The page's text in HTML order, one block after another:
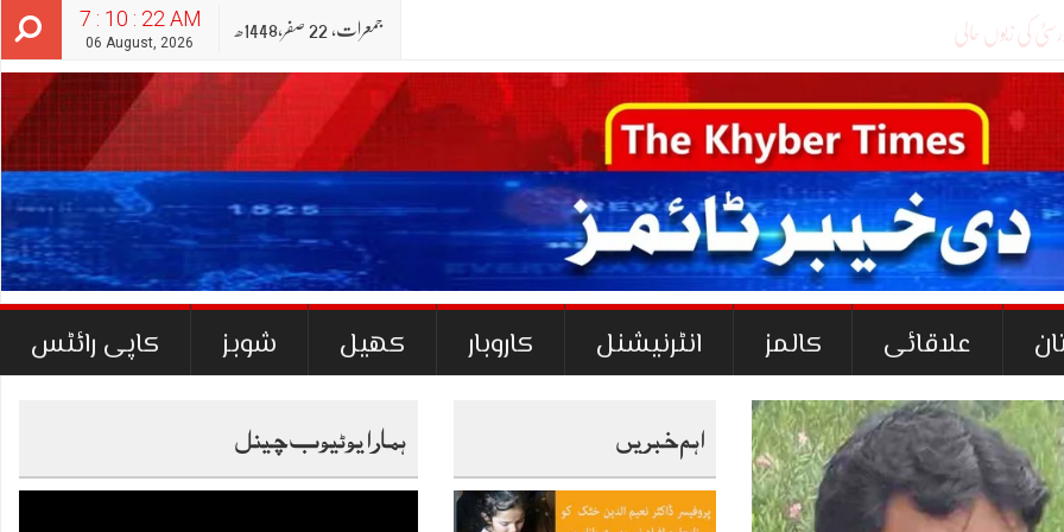
7 : 10 : 23 AM
06 August, 2026
جمعرات‬‮, 22 صفر‬,1448ھ
علاقائی کالمز انٹرنیشنل کاروبار کھیل شوبز کاپی رائٹس
اہم خبریں ہمارا یوٹیوب چینل